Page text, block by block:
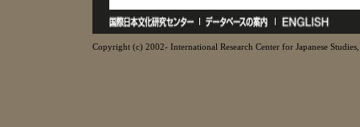
Copyright (c) 2002- International Research Center for Japanese